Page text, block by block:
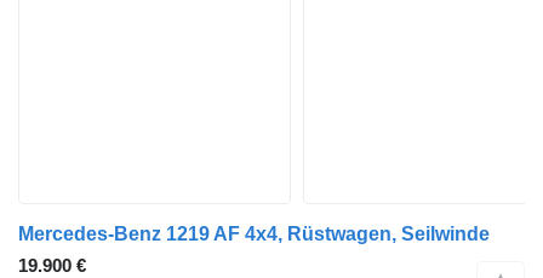
Mercedes-Benz 1219 AF 4x4, Rüstwagen, Seilwinde
19.900 €